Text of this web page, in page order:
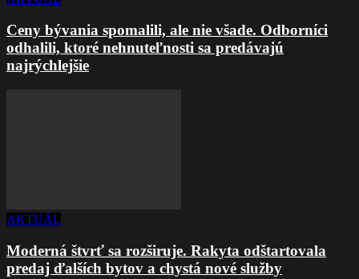
Ceny bývania spomalili, ale nie všade. Odborníci
odhalili, ktoré nehnuteľnosti sa predávajú
najrýchlejšie
AKTUÁL
Moderná štvrť sa rozširuje. Rakyta odštartovala
predaj ďalších bytov a chystá nové služby